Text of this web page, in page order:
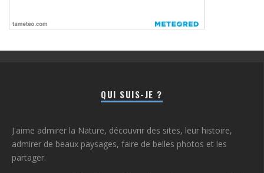
QUI SUIS-JE ?
J'aime admirer la Nature, découvrir des sites, leur histoire,
admirer de beaux paysages, faire de belles photos et les
partager.